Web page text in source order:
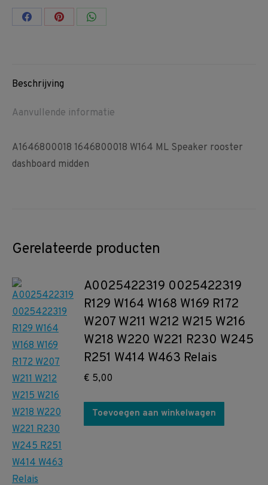
Share Share Share
Beschrijving
Aanvullende informatie
A1646800018 1646800018 W164 ML Speaker rooster
dashboard midden
Gerelateerde producten
A0025422319 0025422319
R129 W164 W168 W169 R172
W207 W211 W212 W215 W216
W218 W220 W221 R230 W245
R251 W414 W463 Relais
€ 5,00
Toevoegen aan winkelwagen